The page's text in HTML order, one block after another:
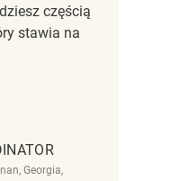
częścią
stawia na
Georgia,